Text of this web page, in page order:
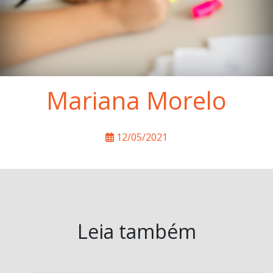
Mariana Morelo
12/05/2021
Leia também